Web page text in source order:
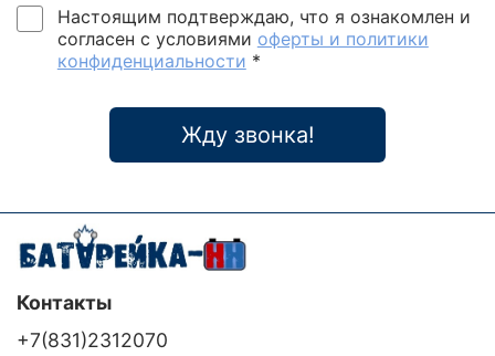
Настоящим подтверждаю, что я ознакомлен и
согласен с условиями оферты и политики
конфиденциальности *
Жду звонка!
Контакты
+7(831)2312070